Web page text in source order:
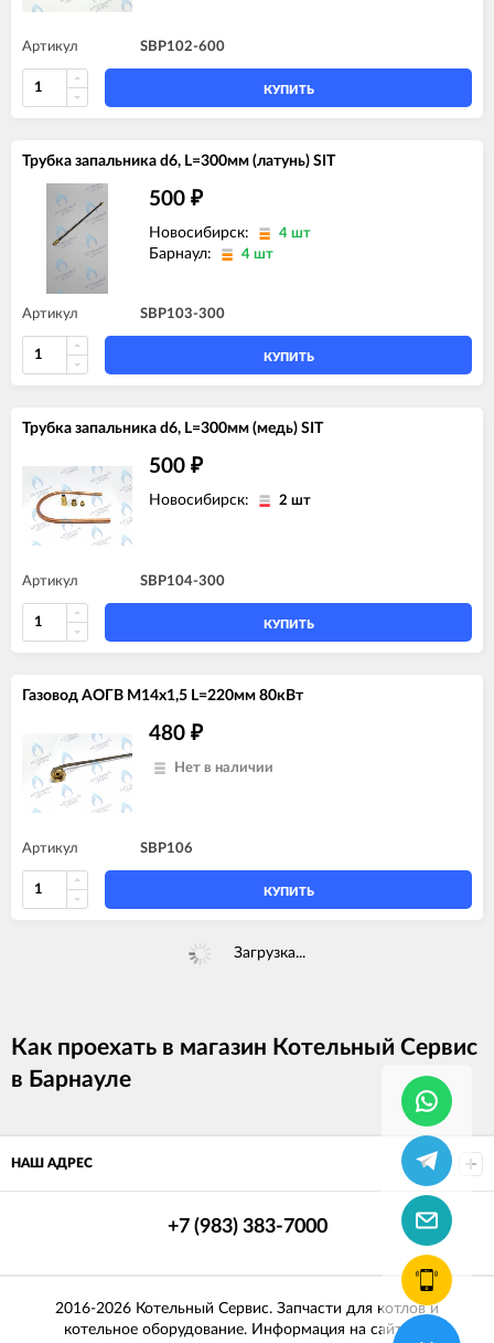
Артикул SBP102-600
КУПИТЬ
Трубка запальника d6, L=300мм (латунь) SIT
500 ₽
Новосибирск: 4 шт
Барнаул: 4 шт
Артикул SBP103-300
КУПИТЬ
Трубка запальника d6, L=300мм (медь) SIT
500 ₽
Новосибирск: 2 шт
Артикул SBP104-300
КУПИТЬ
Газовод АОГВ M14x1,5 L=220мм 80кВт
480 ₽
Нет в наличии
Артикул SBP106
КУПИТЬ
Загрузка...
Как проехать в магазин Котельный Сервис
в Барнауле
НАШ АДРЕС
+7 (983) 383-7000
2016-2026 Котельный Сервис. Запчасти для котлов и
котельное оборудование. Информация на сайте не